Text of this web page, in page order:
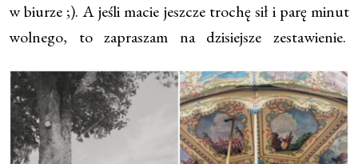
w biurze ;). A jeśli macie jeszcze trochę sił i parę minut
wolnego, to zapraszam na dzisiejsze zestawienie.